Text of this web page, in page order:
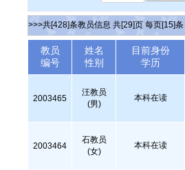
>>>共[428]条教员信息 共[29]页 每页[15]条
教员
编号
姓名
性别
目前身份
学历
2003465
汪教员
(男)
本科在读
2003464
石教员
(女)
本科在读